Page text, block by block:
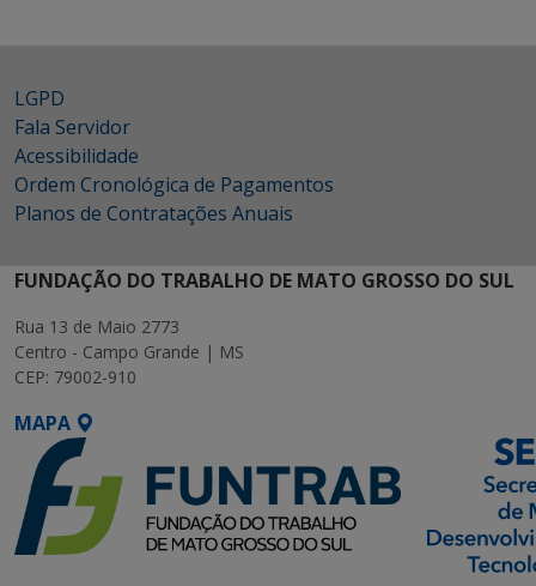
LGPD
Fala Servidor
Acessibilidade
Ordem Cronológica de Pagamentos
Planos de Contratações Anuais
FUNDAÇÃO DO TRABALHO DE MATO GROSSO DO SUL
Rua 13 de Maio 2773
Centro - Campo Grande | MS
CEP: 79002-910
MAPA